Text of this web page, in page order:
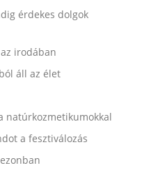
érdekes dolgok
irodában
áll az élet
natúrkozmetikumokkal
a fesztiválozás